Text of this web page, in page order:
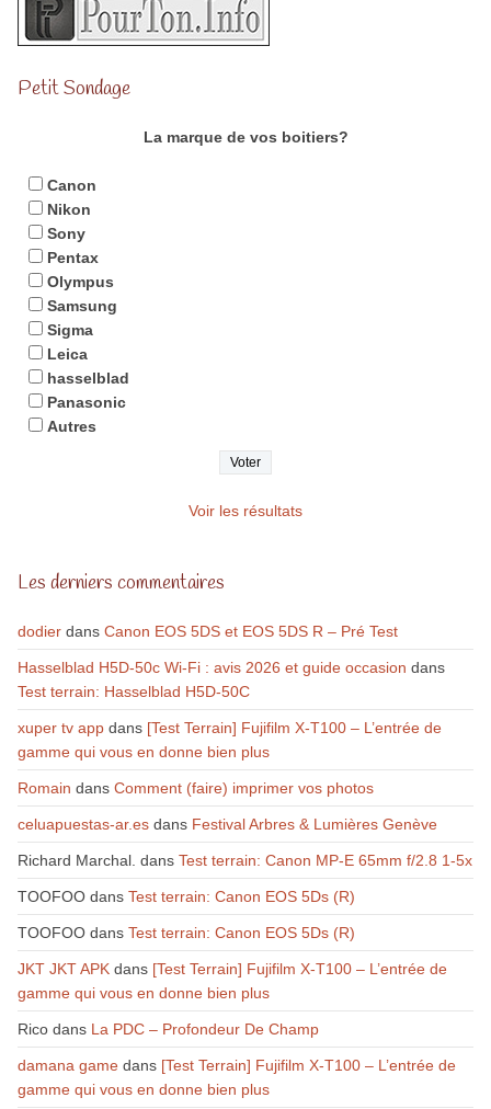
Petit Sondage
La marque de vos boitiers?
Canon
Nikon
Sony
Pentax
Olympus
Samsung
Sigma
Leica
hasselblad
Panasonic
Autres
Voir les résultats
Les derniers commentaires
dodierdans Canon EOS 5DS et EOS 5DS R – Pré Test
Hasselblad H5D-50c Wi-Fi : avis 2026 et guide occasion dans
Test terrain: Hasselblad H5D-50C
xuper tv appdans [Test Terrain] Fujifilm X-T100 – L’entrée de
gamme qui vous en donne bien plus
Romain dans Comment (faire) imprimer vos photos
celuapuestas-ar.esdans Festival Arbres & Lumières Genève
Richard Marchal. dans Test terrain: Canon MP-E 65mm f/2.8 1-5x
TOOFOOdans Test terrain: Canon EOS 5Ds (R)
TOOFOOdans Test terrain: Canon EOS 5Ds (R)
JKT JKT APKdans [Test Terrain] Fujifilm X-T100 – L’entrée de
gamme qui vous en donne bien plus
Ricodans La PDC – Profondeur De Champ
damana gamedans [Test Terrain] Fujifilm X-T100 – L’entrée de
gamme qui vous en donne bien plus